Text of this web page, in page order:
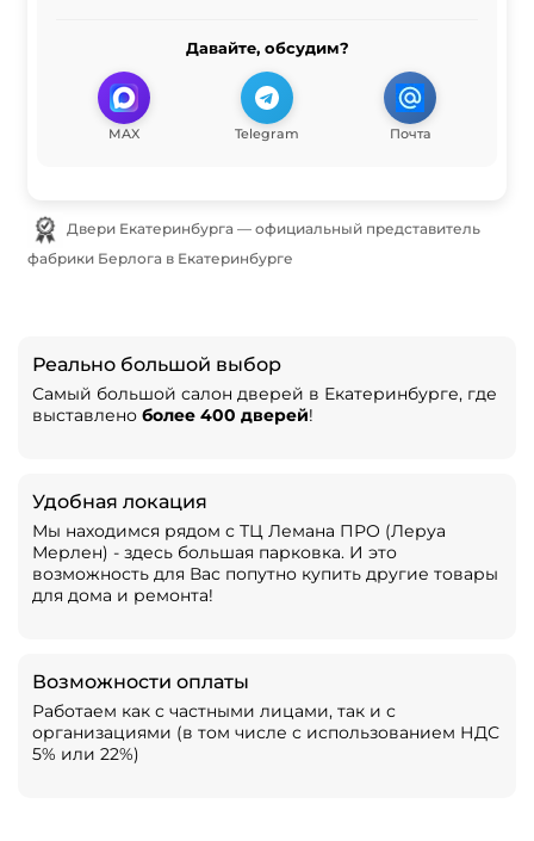
Давайте, обсудим?
MAX Telegram Почта
фабрики Берлога в Екатеринбурге
Реально большой выбор
Самый большой салон дверей в Екатеринбурге, где
выставлено более 400 дверей!
Удобная локация
Мы находимся рядом с ТЦ Лемана ПРО (Леруа
Мерлен) - здесь большая парковка. И это
возможность для Вас попутно купить другие товары
для дома и ремонта!
Возможности оплаты
Работаем как с частными лицами, так и с
организациями (в том числе с использованием НДС
5% или 22%)